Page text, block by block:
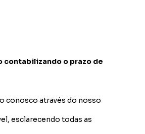
contabilizando o prazo de
conosco através do nosso
esclarecendo todas as